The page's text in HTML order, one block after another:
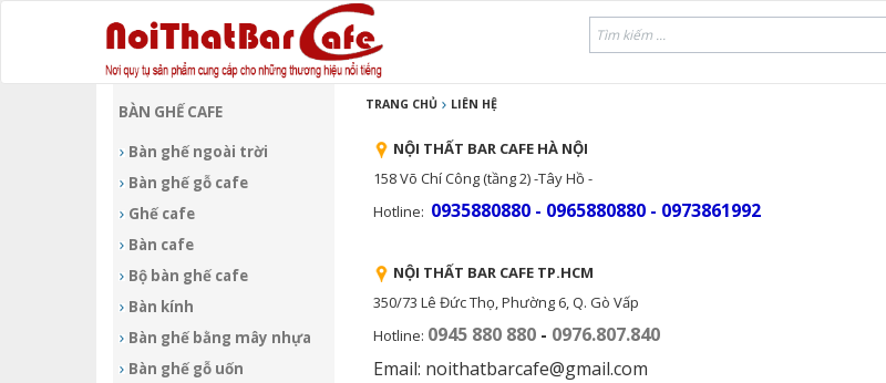
BÀN GHẾ CAFE
Bàn ghế ngoài trời
Bàn ghế gỗ cafe
Ghế cafe
Bàn cafe
Bộ bàn ghế cafe
Bàn kính
Bàn ghế bằng mây nhựa
Bàn ghế gỗ uốn
TRANG CHỦ LIÊN HỆ
NỘI THẤT BAR CAFE HÀ NỘI
158 Võ Chí Công (tầng 2) -Tây Hồ -
Hotline: 0935880880 - 0965880880 - 0973861992
NỘI THẤT BAR CAFE TP.HCM
350/73 Lê Đức Thọ, Phường 6, Q. Gò Vấp
Hotline: 0945 880 880 - 0976.807.840
Email: noithatbarcafe@gmail.com